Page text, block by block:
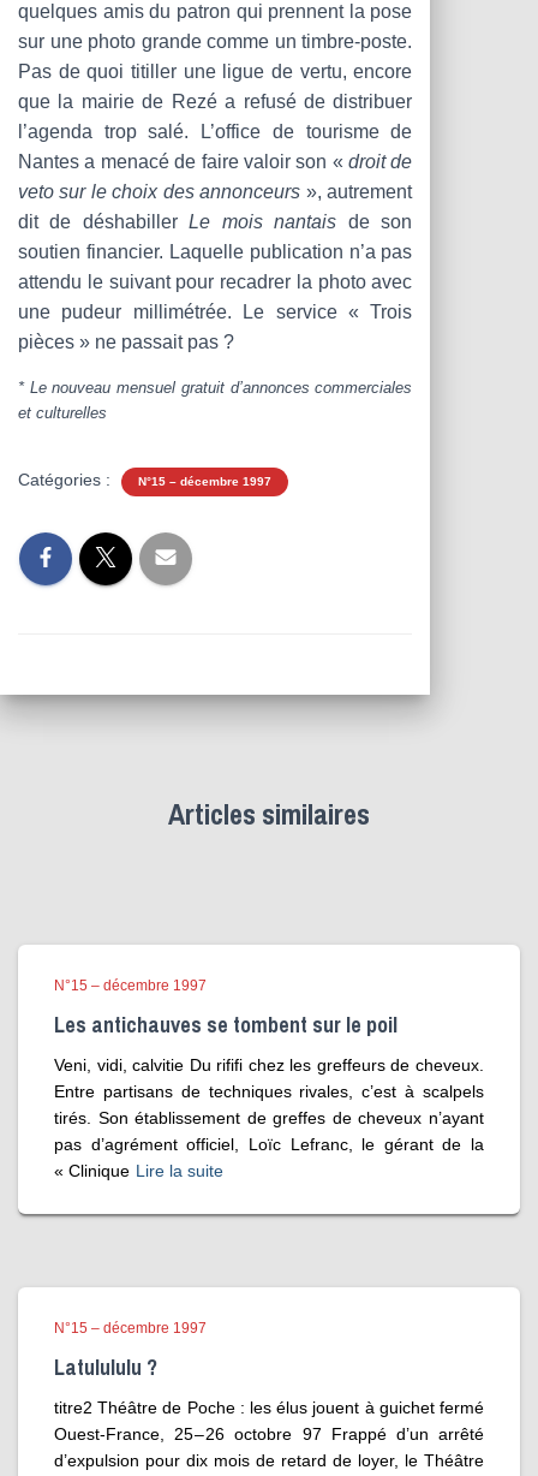
quelques amis du patron qui prennent la pose
sur une photo grande comme un timbre-poste.
Pas de quoi titiller une ligue de vertu, encore
que la mairie de Rezé a refusé de distribuer
l’agenda trop salé. L’office de tourisme de
Nantes a menacé de faire valoir son «droit de
veto sur le choix des annonceurs », autrement
dit de déshabillerLe mois nantais de son
soutien financier. Laquelle publication n’a pas
attendu le suivant pour recadrer la photo avec
une pudeur millimétrée. Le service « Trois
pièces » ne passait pas ?
* Le nouveau mensuel gratuit d’annonces commerciales
et culturelles
Catégories : N°15 – décembre 1997
Articles similaires
N°15 – décembre 1997
Les antichauves se tombent sur le poil
Veni, vidi, calvitie Du rififi chez les greffeurs de cheveux.
Entre partisans de techniques rivales, c’est à scalpels
tirés. Son établissement de greffes de cheveux n’ayant
pas d’agrément officiel, Loïc Lefranc, le gérant de la
« Clinique Lire la suite
N°15 – décembre 1997
Latulululu ?
titre2 Théâtre de Poche : les élus jouent à guichet fermé
Ouest-France, 25 – 26 octobre 97 Frappé d’un arrêté
d’expulsion pour dix mois de retard de loyer, le Théâtre